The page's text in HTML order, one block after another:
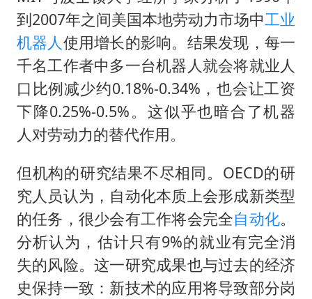
到2007年之间美国本地劳动力市场中工业
机器人使用增长的影响。结果发现，每一
千名工作者中多一台机器人就会将就业人
口比例减少约0.18%-0.34%，也会让工资
下降0.25%-0.5%。这似乎也暗合了机器
人对劳动力的替代作用。
但机构的研究结果不尽相同。OECD的研
究人员认为，自动化本质上会形成新类型
的任务，很少会有工作将会完全自动化。
分析认为，估计只有9%的就业有完全消
失的风险。这一研究成果也与过去的经济
史保持一致：新技术的应用将导致部分岗